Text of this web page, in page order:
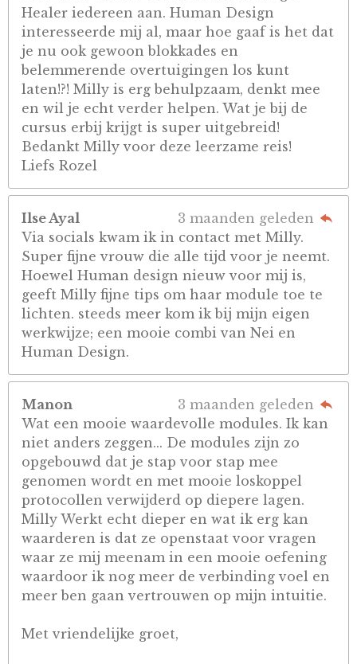
Healer iedereen aan. Human Design
interesseerde mij al, maar hoe gaaf is het dat
je nu ook gewoon blokkades en
belemmerende overtuigingen los kunt
laten!?! Milly is erg behulpzaam, denkt mee
en wil je echt verder helpen. Wat je bij de
cursus erbij krijgt is super uitgebreid!
Bedankt Milly voor deze leerzame reis!
Liefs Rozel
Ilse Ayal
3 maanden geleden
Via socials kwam ik in contact met Milly.
Super fijne vrouw die alle tijd voor je neemt.
Hoewel Human design nieuw voor mij is,
geeft Milly fijne tips om haar module toe te
lichten. steeds meer kom ik bij mijn eigen
werkwijze; een mooie combi van Nei en
Human Design.
Manon
3 maanden geleden
Wat een mooie waardevolle modules. Ik kan
niet anders zeggen... De modules zijn zo
opgebouwd dat je stap voor stap mee
genomen wordt en met mooie loskoppel
protocollen verwijderd op diepere lagen.
Milly Werkt echt dieper en wat ik erg kan
waarderen is dat ze openstaat voor vragen
waar ze mij meenam in een mooie oefening
waardoor ik nog meer de verbinding voel en
meer ben gaan vertrouwen op mijn intuitie.
Met vriendelijke groet,